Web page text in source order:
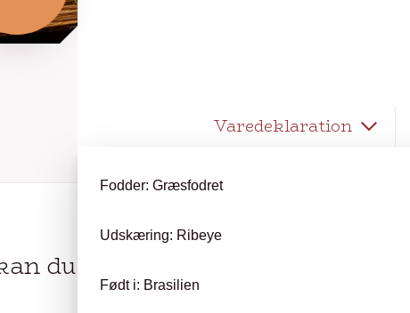
Varedeklaration
Fodder: Græsfodret
Udskæring: Ribeye
Født i: Brasilien
du